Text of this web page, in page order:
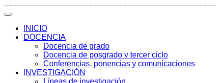
INICIO
DOCENCIA
Docencia de grado
Docencia de posgrado y tercer ciclo
Conferencias, ponencias y comunicaciones
INVESTIGACIÓN
Líneas de investigación